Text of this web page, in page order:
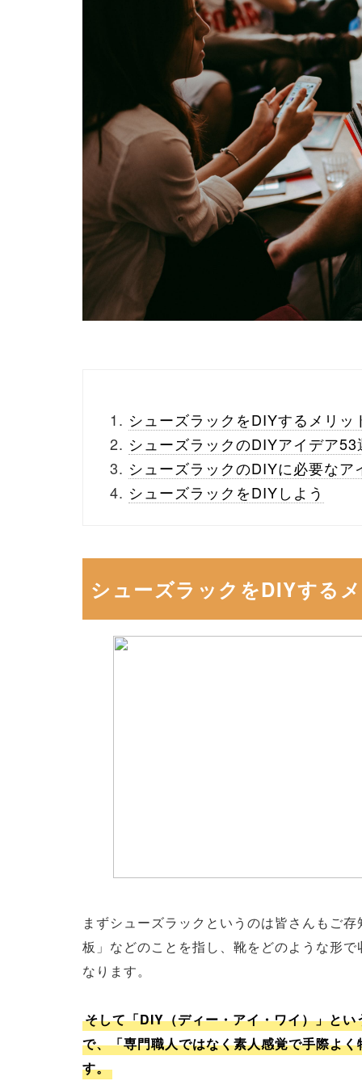
シューズラックをDIYするメリッ
シューズラックのDIYアイデア53
シューズラックのDIYに必要なア
シューズラックをDIYしよう
シューズラックをDIYする
まずシューズラックというのは皆さんもご
板」などのことを指し、靴をどのような形
なります。
そして「DIY（ディー・アイ・ワイ）」と
で、「専門職人ではなく素人感覚で手際よ
す。